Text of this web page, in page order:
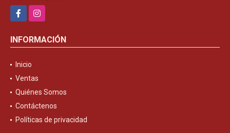
FacebookInstagram
INFORMACIÓN
Inicio
Ventas
Quiénes Somos
Contáctenos
Políticas de privacidad